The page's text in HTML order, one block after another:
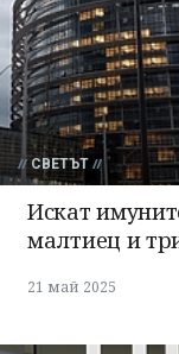
СВЕТЪТ
Искат
малтиец и
21 май 2025